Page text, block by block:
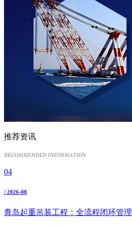
推荐资讯
04
/ 2026-08
青岛起重吊装工程：全流程闭环管理